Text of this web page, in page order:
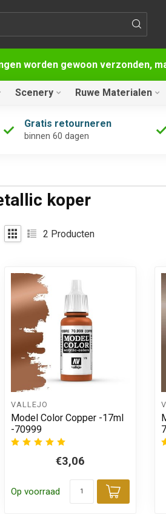
worden gewoon verzonden,
Scenery Ruwe Materialen
Gratis retourneren
binnen 60 dagen
koper
2 Producten
VALLEJO
Model Color Copper -17ml
-70999
€3,06
Op voorraad